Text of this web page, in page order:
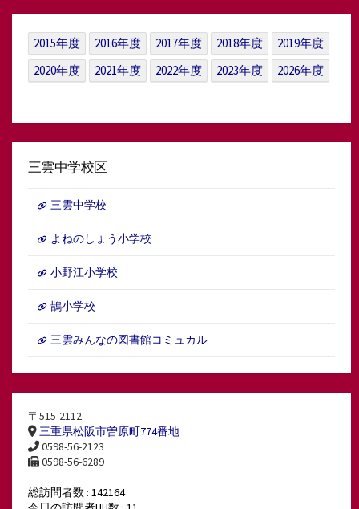
イ
ブ
2015年度 2016年度 2017年度 2018年度
2019年度
2020年度
2021年度 2022年度 2023年度 2026年度
三雲中学校区
三雲中学校
よねのしょう小学校
小野江小学校
鵲小学校
三雲みんなの図書館コミュカル
〒515-2112
三重県松阪市曽原町774番地
0598-56-2123
0598-56-6289
総訪問者数 : 142164